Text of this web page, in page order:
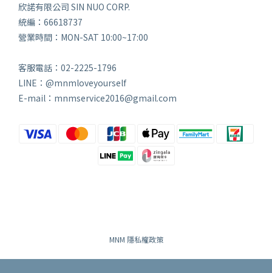
欣諾有限公司 SIN NUO CORP.
統編：66618737
營業時間：MON-SAT 10:00~17:00
客服電話：02-2225-1796
LINE：@mnmloveyourself
E-mail：mnmservice2016@gmail.com
MNM 隱私權政策